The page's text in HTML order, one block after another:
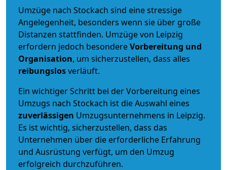
Umzüge nach Stockach sind eine stressige
Angelegenheit, besonders wenn sie über große
Distanzen stattfinden. Umzüge von Leipzig
erfordern jedoch besondereVorbereitung und
Organisation, um sicherzustellen, dass alles
reibungslosverläuft.
Ein wichtiger Schritt bei der Vorbereitung eines
Umzugs nach Stockach ist die Auswahl eines
zuverlässigen Umzugsunternehmens in Leipzig.
Es ist wichtig, sicherzustellen, dass das
Unternehmen über die erforderliche Erfahrung
und Ausrüstung verfügt, um den Umzug
erfolgreich durchzuführen.